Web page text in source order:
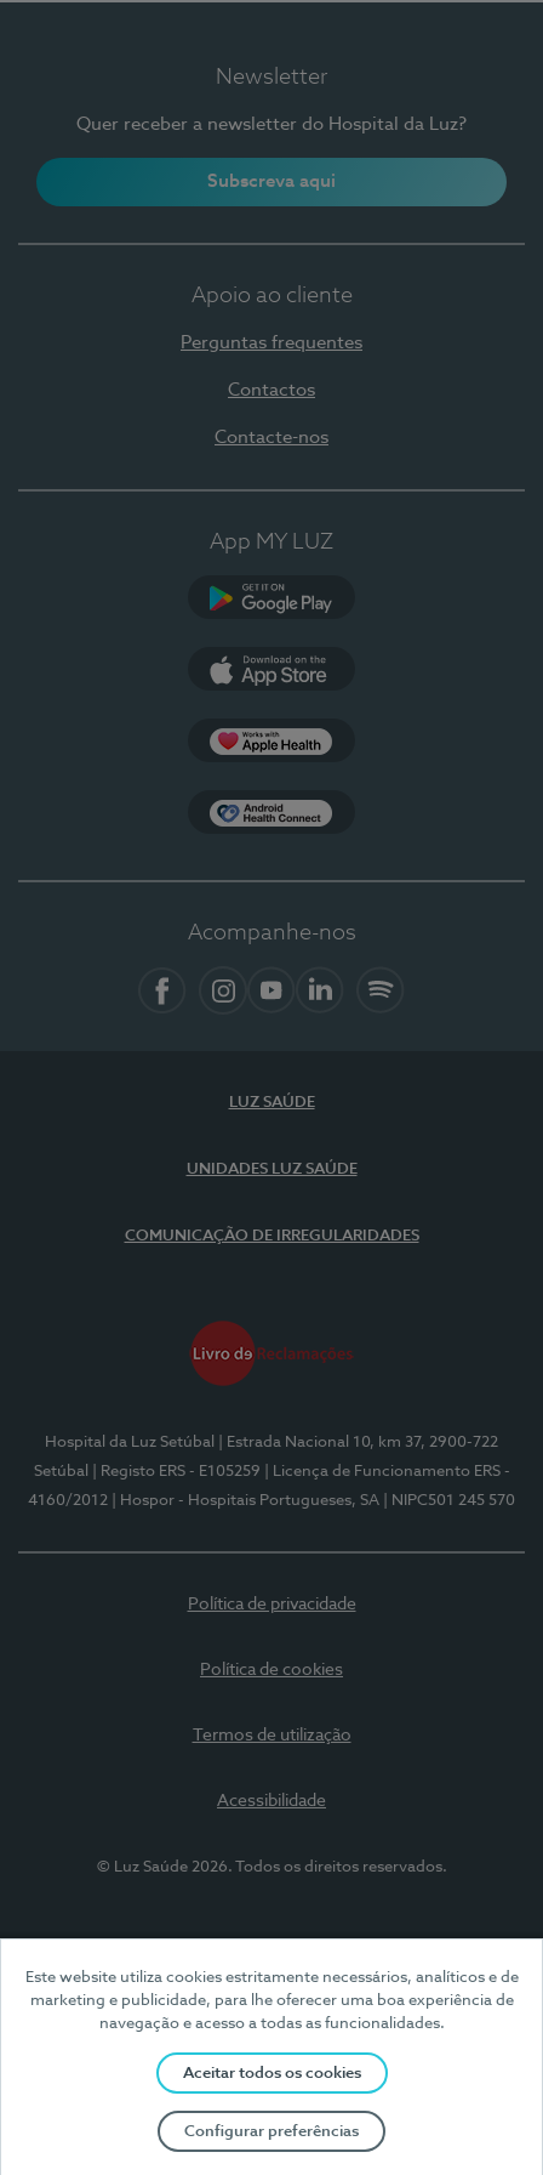
Este website utiliza cookies estritamente necessários, analíticos e de
marketing e publicidade, para lhe oferecer uma boa experiência de
navegação e acesso a todas as funcionalidades.
Aceitar todos os cookies
Configurar preferências
Newsletter
Quer receber a newsletter do Hospital da Luz?
Subscreva aqui
Apoio ao cliente
Perguntas frequentes
Contactos
Contacte-nos
App MY LUZ
Acompanhe-nos
LUZ SAÚDE
UNIDADES LUZ SAÚDE
COMUNICAÇÃO DE IRREGULARIDADES
Hospital da Luz Setúbal
| Estrada Nacional 10, km 37, 2900-722
Setúbal
| Registo ERS - E105259
| Licença de Funcionamento ERS -
4160/2012
| Hospor - Hospitais Portugueses, SA | NIPC501 245 570
Política de privacidade
Política de cookies
Termos de utilização
Acessibilidade
© Luz Saúde 2026. Todos os direitos reservados.